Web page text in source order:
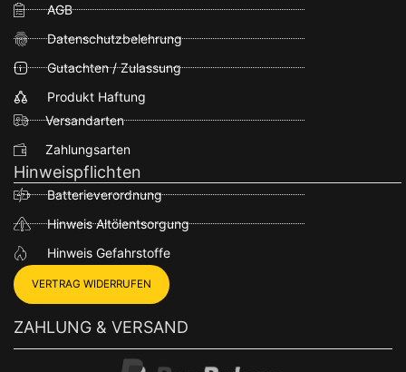
AGB
Datenschutzbelehrung
Gutachten / Zulassung
Produkt Haftung
Versandarten
Zahlungsarten
Hinweispflichten
Batterieverordnung
Hinweis Altölentsorgung
Hinweis Gefahrstoffe
VERTRAG WIDERRUFEN
ZAHLUNG & VERSAND